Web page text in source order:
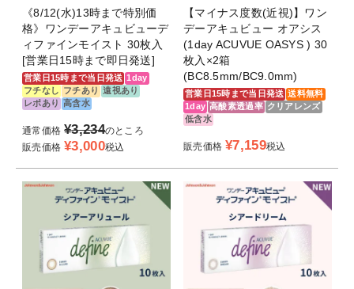
《8/12(水)13時まで特別価
格》ワンデーアキュビューデ
ィファインモイスト 30枚入
[営業日15時まで即日発送]
営業日15時まで当日発送 1day
フチなし フチあり
遠視あり
レポあり 高含水
通常価格 ¥3,234のところ
販売価格 ¥3,000税込
【マイナス度数(近視)】ワン
デーアキュビュー オアシス
(1day ACUVUE OASYS ) 30
枚入×2箱
(BC8.5mm/BC9.0mm)
営業日15時まで当日発送 送料無料
1day 高酸素透過率 クリアレンズ
低含水
販売価格 ¥7,159税込